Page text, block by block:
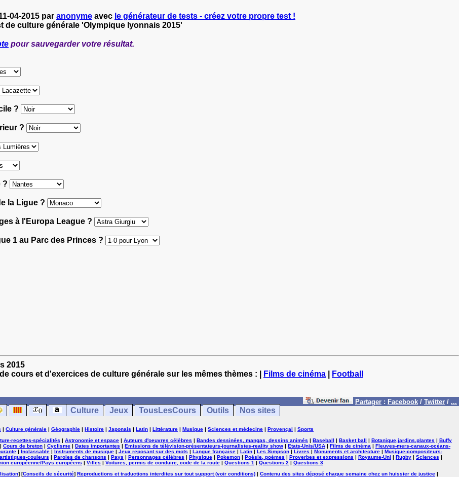
04-2015 par anonyme avec le générateur de tests - créez votre propre test !
de culture générale 'Olympique lyonnais 2015'
pour sauvegarder votre résultat.
?
?
?
la Ligue ?
à l'Europa League ?
1 au Parc des Princes ?
2015
cours et d'exercices de culture générale sur les mêmes thèmes : | Films de cinéma
Football
Partager : Facebook / Twitter / ...
Culture Jeux TousLesCours Outils Nos sites
| Culture générale | Géographie | Histoire | Japonais | Latin | Littérature | Musique | Sciences et médecine | Provençal | Sports
recettes-spécialités | Astronomie et espace | Auteurs d'oeuvres célèbres | Bandes dessinées, mangas, dessins animés | Baseball | Basket ball | Botanique,jardins,plantes | Buffy
| Cours de breton | Cyclisme | Dates importantes | Emissions de télévision-présentateurs-journalistes-reality show | Etats-Unis/USA | Films de cinéma | Fleuves-mers-canaux-océans-
| Inclassable | Instruments de musique | Jeux reposant sur des mots | Langue française | Latin | Les Simpson | Livres | Monuments et architecture | Musique-compositeurs-
couleurs | Paroles de chansons | Pays | Personnages célèbres | Physique | Pokemon | Poésie, poèmes | Proverbes et expressions | Royaume-Uni | Rugby | Sciences |
européenne/Pays européens | Villes | Voitures, permis de conduire, code de la route | Questions 1 | Questions 2 | Questions 3
] [Conseils de sécurité] Reproductions et traductions interdites sur tout support (voir conditions) | Contenu des sites déposé chaque semaine chez un huissier de justice |